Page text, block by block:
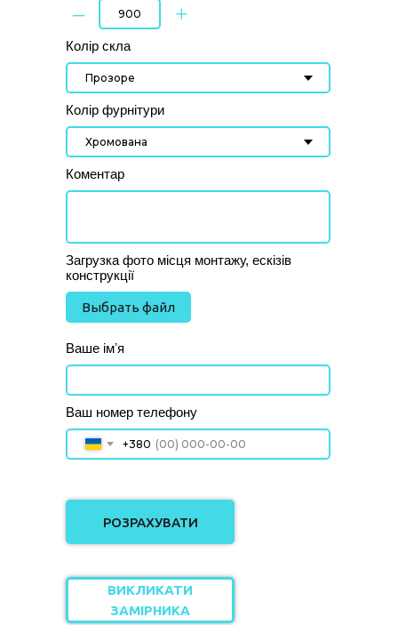
– +
Колір скла
Колір фурнітури
Коментар
Загрузка фото місця монтажу, ескізів
конструкції
Выбрать файл
Ваше імʼя
Ваш номер телефону
+380
РОЗРАХУВАТИ
ВИКЛИКАТИ
ЗАМІРНИКА